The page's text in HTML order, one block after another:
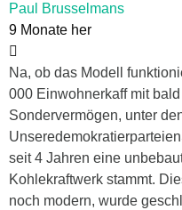
Paul Brusselmans
9 Monate her
Na, ob das Modell
000 Einwohnerkaff mit
Sondervermögen, unter
seit 4 Jahren eine
Kohlekraftwerk stammt.
noch modern, wurde